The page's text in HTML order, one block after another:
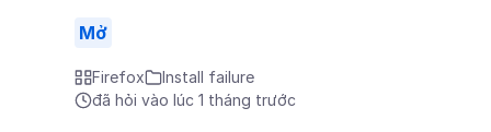
Mở
Firefox
Install failure
đã hỏi vào lúc 1 tháng trước